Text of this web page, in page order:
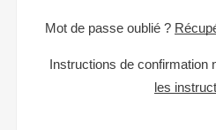
Mot de passe oublié ?
Instructions de confirmation
les